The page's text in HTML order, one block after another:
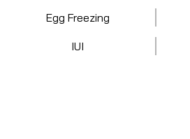
Egg Freezing
IUI